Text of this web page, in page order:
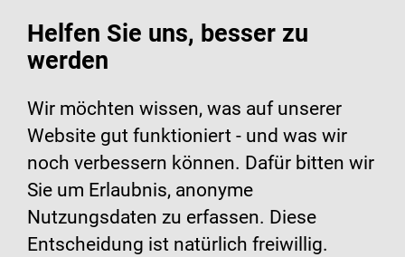
Helfen Sie uns, besser zu
werden
Wir möchten wissen, was auf unserer
Website gut funktioniert - und was wir
noch verbessern können. Dafür bitten wir
Sie um Erlaubnis, anonyme
Nutzungsdaten zu erfassen. Diese
Entscheidung ist natürlich freiwillig.
Meningokokken-Impfung
bei Erwachsenen